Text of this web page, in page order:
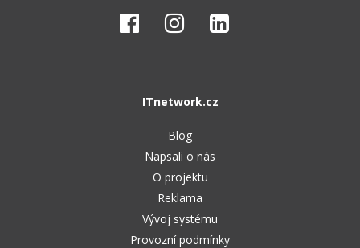
ITnetwork.cz
Blog
Napsali o nás
O projektu
Reklama
Vývoj systému
Provozní podmínky